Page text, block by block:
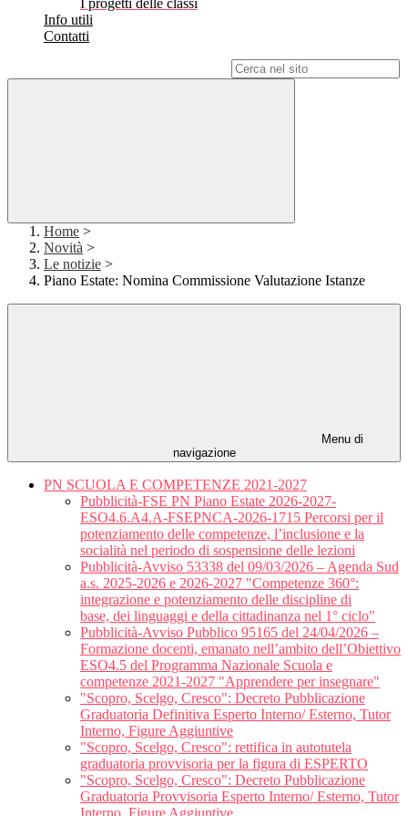
I progetti delle classi
Info utili
Contatti
Home >
Novità >
Le notizie >
Piano Estate: Nomina Commissione Valutazione Istanze
Menu di
navigazione
PN SCUOLA E COMPETENZE 2021-2027
Pubblicità-FSE PN Piano Estate 2026-2027-
ESO4.6.A4.A-FSEPNCA-2026-1715 Percorsi per il
potenziamento delle competenze, l’inclusione e la
socialità nel periodo di sospensione delle lezioni
Pubblicità-Avviso 53338 del 09/03/2026 – Agenda Sud
a.s. 2025-2026 e 2026-2027 "Competenze 360°:
integrazione e potenziamento delle discipline di
base, dei linguaggi e della cittadinanza nel 1° ciclo"
Pubblicità-Avviso Pubblico 95165 del 24/04/2026 –
Formazione docenti, emanato nell’ambito dell’Obiettivo
ESO4.5 del Programma Nazionale Scuola e
competenze 2021-2027 "Apprendere per insegnare"
"Scopro, Scelgo, Cresco": Decreto Pubblicazione
Graduatoria Definitiva Esperto Interno/ Esterno, Tutor
Interno, Figure Aggiuntive
"Scopro, Scelgo, Cresco": rettifica in autotutela
graduatoria provvisoria per la figura di ESPERTO
"Scopro, Scelgo, Cresco": Decreto Pubblicazione
Graduatoria Provvisoria Esperto Interno/ Esterno, Tutor